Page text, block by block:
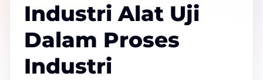
Industri Alat Uji
Dalam Proses
Industri